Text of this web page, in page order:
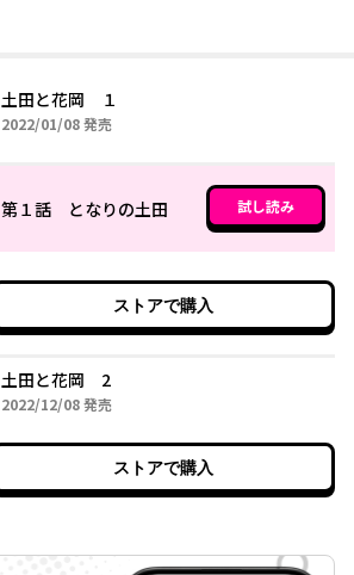
土田と花岡 １
2022/01/082022年01月08日
発売
第１話 となりの土田 試し読み
ストアで購入
土田と花岡 2
2022/12/082022年12月08日
発売
ストアで購入